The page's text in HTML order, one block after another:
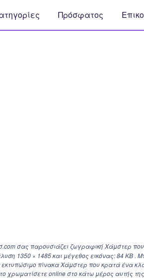
Πρόσφατος
σας παρουσιάζει ζωγραφική Χάμστερ
1350 × 1485και μέγεθος εικόνας: 84 KB .
πίνακα Χάμστερ που κρατά ένα
χρωματίσετε online στο κάτω μέρος αυτής της